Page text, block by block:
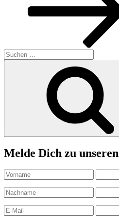
Suchen
nach:
Melde Dich zu